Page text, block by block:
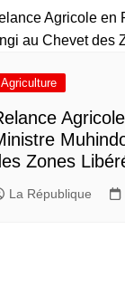
Agriculture
Zones
La République